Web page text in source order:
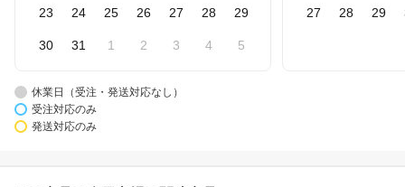
23 24 25 26 27 28 29
30 31 1 2 3 4 5
27 28 29
休業日（受注・発送対応なし）
受注対応のみ
発送対応のみ